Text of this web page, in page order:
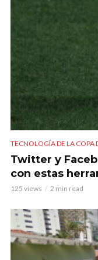
TECNOLOGÍA DE LA
Twitter y
con estas
125 views 2 min read